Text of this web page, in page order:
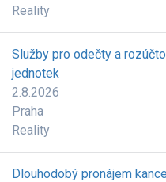
Reality
Služby pro odečty a
jednotek
2.8.2026
Praha
Reality
Dlouhodobý pronájem